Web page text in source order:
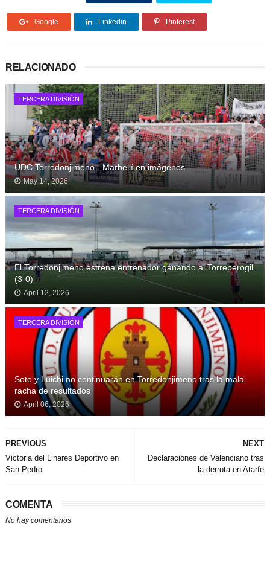
Google Linkedin Pinterest
RELACIONADO
TERCERA DIVISIÓN
UDC Torredonjimeno - Marbellí en imágenes.
May 14, 2026
TERCERA DIVISIÓN
El Torredonjimeno estrena entrenador ganando al Torreperogil
(3-0)
April 12, 2026
TERCERA DIVISIÓN
Soto y Luichi no continuarán en Torredonjimeno tras la mala
racha de resultados
April 06, 2026
NEXT
Declaraciones de Valenciano tras
la derrota en Atarfe
PREVIOUS
Victoria del Linares Deportivo en
San Pedro
COMENTA
No hay comentarios